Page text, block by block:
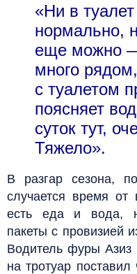
«Ни в
нормально,
еще можно —
много
с туалетом
поясняет
суток тут,
Тяжело».
В разгар сезона,
случается время
есть еда и вода,
пакеты с провизией
Водитель фуры
на тротуар